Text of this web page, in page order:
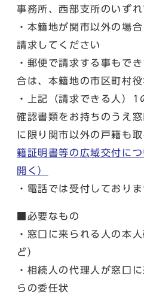
事務所、西部支所のいず
・本籍地が関市以外の場
請求してください
・郵便で請求する事もで
合は、本籍地の市区町村
・上記（請求できる人）1
確認書類をお持ちのうえ
に限り関市以外の戸籍も
籍証明書等の広域交付につ
開く）
・電話では受付しており
■必要なもの
・窓口に来られる人の本
ど）
・相続人の代理人が窓口
らの委任状